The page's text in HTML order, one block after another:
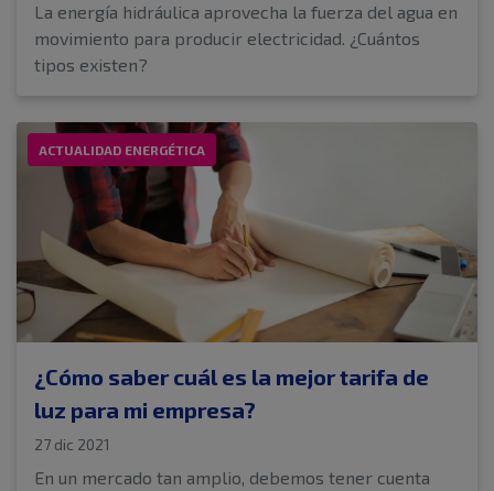
La energía hidráulica aprovecha la fuerza del agua en
movimiento para producir electricidad. ¿Cuántos
tipos existen?
ACTUALIDAD ENERGÉTICA
¿Cómo saber cuál es la mejor tarifa de
luz para mi empresa?
27 dic 2021
En un mercado tan amplio, debemos tener cuenta